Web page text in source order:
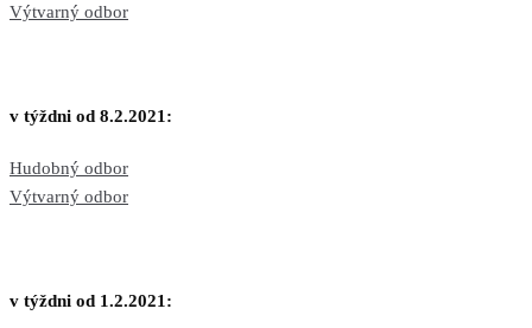
Výtvarný odbor
v týždni od 8.2.2021:
Hudobný odbor
Výtvarný odbor
v týždni od 1.2.2021: